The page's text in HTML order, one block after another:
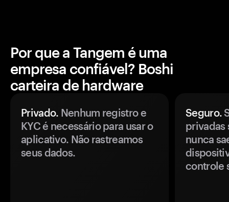
Por que a Tangem é uma
empresa confiável? Boshi
carteira de hardware
Privado. Nenhum registro e
KYC é necessário para usar o
aplicativo. Não rastreamos
seus dados.
Seguro.
privadas
nunca
controle